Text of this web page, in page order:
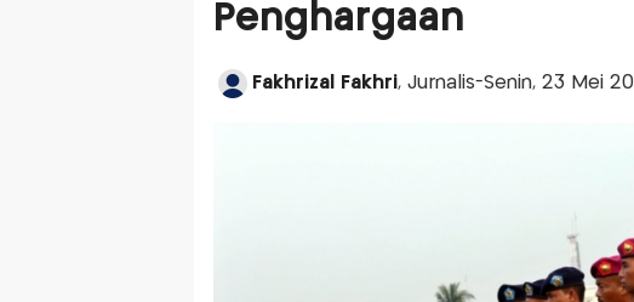
Penghargaan
Fakhrizal Fakhri, Jurnalis-Senin, 23 Mei